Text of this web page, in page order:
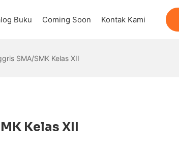
Buku Coming Soon Kontak Kami
SMA/SMK Kelas XII
Kelas XII